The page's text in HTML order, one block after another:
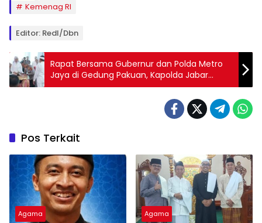
Kemenag RI
Editor: Redl/Dbn
Rapat Bersama Gubernur dan Polda Metro
Jaya di Gedung Pakuan, Kapolda Jabar
Minta Jajaran Polres dan Bupati Walikota
Bersama Sama Wujudkan Jabar Makmur
Pos Terkait
Agama Agama